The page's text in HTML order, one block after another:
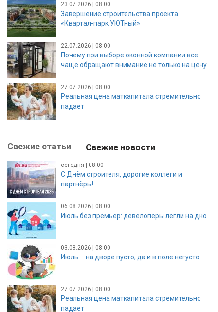
23.07.2026 | 08:00
Завершение строительства проекта
«Квартал-парк УЮТный»
22.07.2026 | 08:00
Почему при выборе оконной компании все
чаще обращают внимание не только на цену
27.07.2026 | 08:00
Реальная цена маткапитала стремительно
падает
Свежие статьи Свежие новости
сегодня | 08:00
С Днём строителя, дорогие коллеги и
партнёры!
06.08.2026 | 08:00
Июль без премьер: девелоперы легли на дно
03.08.2026 | 08:00
Июль – на дворе пусто, да и в поле негусто
27.07.2026 | 08:00
Реальная цена маткапитала стремительно
падает